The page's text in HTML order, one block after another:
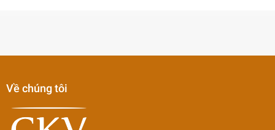
Về chúng tôi